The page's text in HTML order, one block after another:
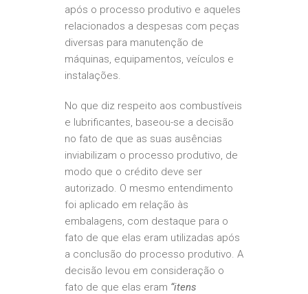
após o processo produtivo e aqueles
relacionados a despesas com peças
diversas para manutenção de
máquinas, equipamentos, veículos e
instalações.
No que diz respeito aos combustíveis
e lubrificantes, baseou-se a decisão
no fato de que as suas ausências
inviabilizam o processo produtivo, de
modo que o crédito deve ser
autorizado. O mesmo entendimento
foi aplicado em relação às
embalagens, com destaque para o
fato de que elas eram utilizadas após
a conclusão do processo produtivo. A
decisão levou em consideração o
fato de que elas eram “itens